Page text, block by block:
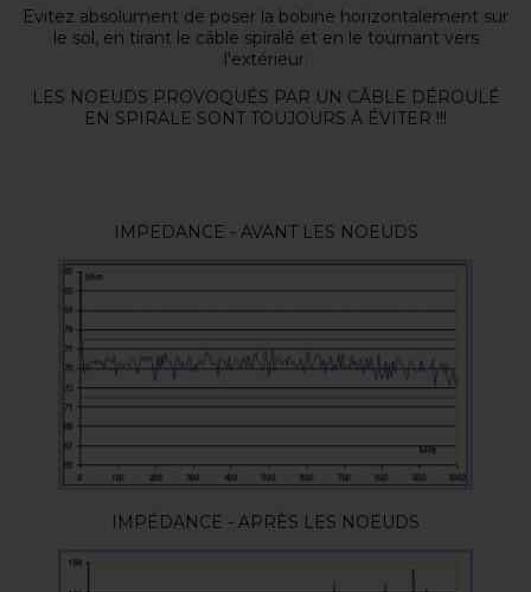
Evitez absolument de poser la bobine horizontalement sur
le sol, en tirant le câble spiralé et en le tournant vers
l'extérieur.
LES NOEUDS PROVOQUÉS PAR UN CÂBLE DÉROULÉ
EN SPIRALE SONT TOUJOURS À ÉVITER !!!
IMPEDANCE - AVANT LES NOEUDS
IMPÉDANCE - APRÈS LES NOEUDS